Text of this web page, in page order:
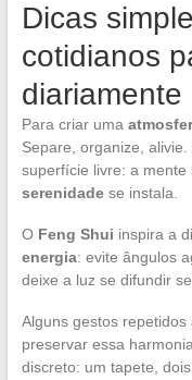
Dicas
cotidianos
diariamente
Para criar uma
Separe, organize,
superfície livre: a mente
serenidadese instala.
O Feng Shui inspira a
energia: evite ângulos
deixe a luz se difundir
Alguns gestos
preservar essa
discreto: um tapete,